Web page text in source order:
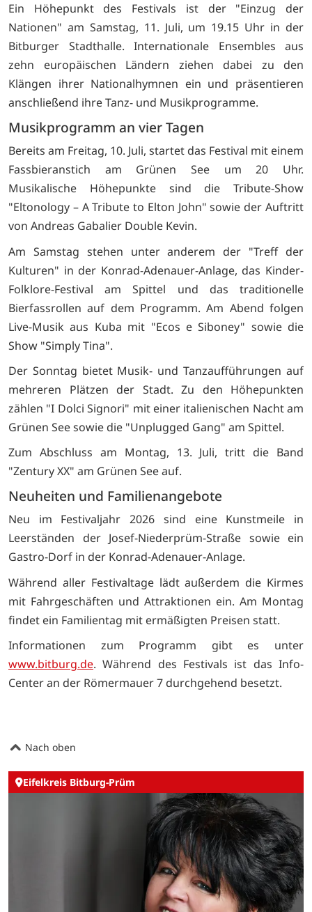
Ein Höhepunkt des Festivals ist der "Einzug der
Nationen" am Samstag, 11. Juli, um 19.15 Uhr in der
Bitburger Stadthalle. Internationale Ensembles aus
zehn europäischen Ländern ziehen dabei zu den
Klängen ihrer Nationalhymnen ein und präsentieren
anschließend ihre Tanz- und Musikprogramme.
Musikprogramm an vier Tagen
Bereits am Freitag, 10. Juli, startet das Festival mit einem
Fassbieranstich am Grünen See um 20 Uhr.
Musikalische Höhepunkte sind die Tribute-Show
"Eltonology – A Tribute to Elton John" sowie der Auftritt
von Andreas Gabalier Double Kevin.
Am Samstag stehen unter anderem der "Treff der
Kulturen" in der Konrad-Adenauer-Anlage, das Kinder-
Folklore-Festival am Spittel und das traditionelle
Bierfassrollen auf dem Programm. Am Abend folgen
Live-Musik aus Kuba mit "Ecos e Siboney" sowie die
Show "Simply Tina".
Der Sonntag bietet Musik- und Tanzaufführungen auf
mehreren Plätzen der Stadt. Zu den Höhepunkten
zählen "I Dolci Signori" mit einer italienischen Nacht am
Grünen See sowie die "Unplugged Gang" am Spittel.
Zum Abschluss am Montag, 13. Juli, tritt die Band
"Zentury XX" am Grünen See auf.
Neuheiten und Familienangebote
Neu im Festivaljahr 2026 sind eine Kunstmeile in
Leerständen der Josef-Niederprüm-Straße sowie ein
Gastro-Dorf in der Konrad-Adenauer-Anlage.
Während aller Festivaltage lädt außerdem die Kirmes
mit Fahrgeschäften und Attraktionen ein. Am Montag
findet ein Familientag mit ermäßigten Preisen statt.
Informationen zum Programm gibt es unter
www.bitburg.de. Während des Festivals ist das Info-
Center an der Römermauer 7 durchgehend besetzt.
Nach oben
Eifelkreis Bitburg-Prüm